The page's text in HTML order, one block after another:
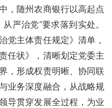
，随州农商银行以高起点
严治党”要求落到实处。
党主体责任规定》清单，
任状》，清晰划定党委主
，形成权责明晰、协同联
业务深度融合，从战略规
导贯穿发展全过程，为业